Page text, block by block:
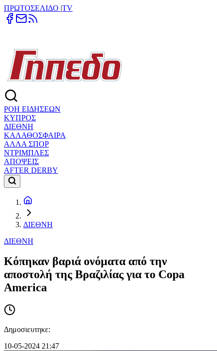
ΠΡΩΤΟΣΕΛΙΔΟ |TV
ΡΟΗ ΕΙΔΗΣΕΩΝ
ΚΥΠΡΟΣ
ΔΙΕΘΝΗ
ΚΑΛΑΘΟΣΦΑΙΡΑ
ΑΛΛΑ ΣΠΟΡ
ΝΤΡΙΜΠΛΕΣ
ΑΠΟΨΕΙΣ
AFTER DERBY
ΔΙΕΘΝΗ
ΔΙΕΘΝΗ
Κόπηκαν βαριά ονόματα από την
αποστολή της Βραζιλίας για το Copa
America
Δημοσιευτηκε:
10-05-2024 21:47